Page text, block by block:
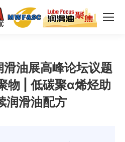
油展高峰论坛议题
物 | 低碳聚α烯烃助
润滑油配方